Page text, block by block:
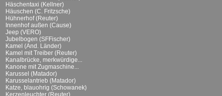
Häschentaxi (Kellner)
Häuschen (C. Fritzsche)
Hühnerhof (Reuter)
Innenhof außen (Cause)
Jeep (VERO)
Jubelbogen (SFFischer)
Kamel (And. Länder)
Kamel mit Treiber (Reuter)
Kanalbrücke, merkwürdige...
Kanone mit Zugmaschine...
Karussel (Matador)
Karusselantrieb (Matador)
Katze, blauohrig (Schowanek)
Kerzenleuchter (Reuter)